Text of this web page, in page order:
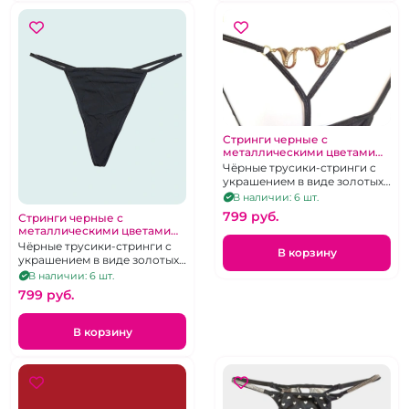
Стринги черные с
металлическими цветами
на пояснице размер XL
Чёрные трусики-стринги с
украшением в виде золотых
лилий со стразами на
пояснице. Размер XL.
В наличии: 6 шт.
799 pуб.
В корзину
Стринги черные с
металлическими цветами
на пояснице L
Чёрные трусики-стринги с
украшением в виде золотых
лилий со стразами на
пояснице. Размер L.
В наличии: 6 шт.
799 pуб.
В корзину